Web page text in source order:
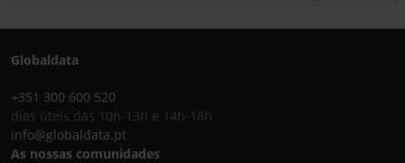
Globaldata
+351 300 600 520
dias úteis das 10h-13h e 14h-18h
info@globaldata.pt
As nossas comunidades